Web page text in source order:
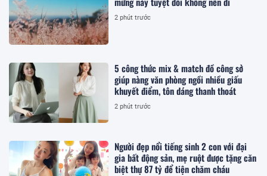
2 phút trước
5 công thức mix & match đồ công sở
giúp nàng văn phòng ngồi nhiều giấu
khuyết điểm, tôn dáng thanh thoát
2 phút trước
Người đẹp nổi tiếng sinh 2 con với đại
gia bất động sản, mẹ ruột được tặng căn
biệt thự 87 tỷ để tiện chăm cháu